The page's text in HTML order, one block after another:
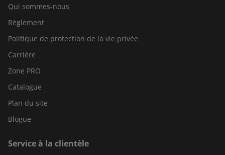
Qui sommes-nous
Règlement
Politique de protection de la vie privée
Carrière
Zone PRO
Catalogue
Plan du site
Blogue
Service à la clientèle